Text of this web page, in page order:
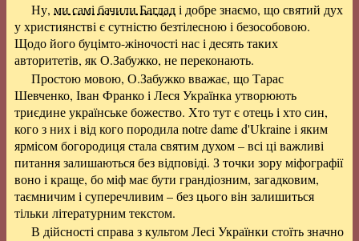
Ну, ми самі бачили Багдаді добре знаємо, що святий дух
у християнстві є сутністю безтілесною і безособовою.
Щодо його буцімто-жіночості нас і десять таких
авторитетів, як О.Забужко, не переконають.
Простою мовою, О.Забужко вважає, що Тарас
Шевченко, Іван Франко і Леся Українка утворюють
триєдине українське божество. Хто тут є отець і хто син,
кого з них і від кого породила notre dame d'Ukraine і яким
ярмісом богородиця стала святим духом – всі ці важливі
питаннязалишаються без відповіді. З точки зору міфографії
воно і краще, бо міф має бути грандіозним, загадковим,
таємничим і суперечливим – без цього він залишиться
тільки літературним текстом.
В дійсності справа з культом Лесі Українки стоїть значно